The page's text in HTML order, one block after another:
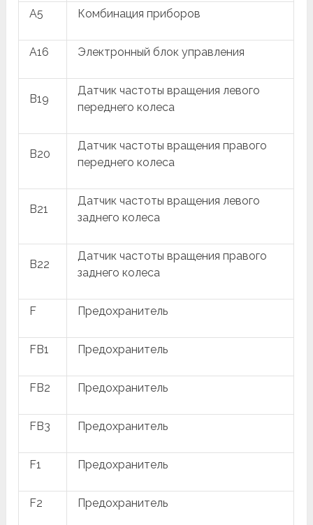
A5 Комбинация приборов
A16 Электронный блок управления
B19
Датчик частоты вращения левого
переднего колеса
B20
Датчик частоты вращения правого
переднего колеса
B21
Датчик частоты вращения левого
заднего колеса
B22
Датчик частоты вращения правого
заднего колеса
F Предохранитель
FB1 Предохранитель
FB2 Предохранитель
FB3 Предохранитель
F1 Предохранитель
F2 Предохранитель